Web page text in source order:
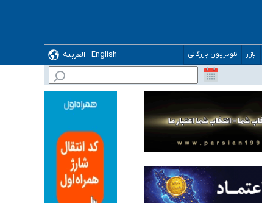
بازار تلویزیون بازرگانی English
العربیه